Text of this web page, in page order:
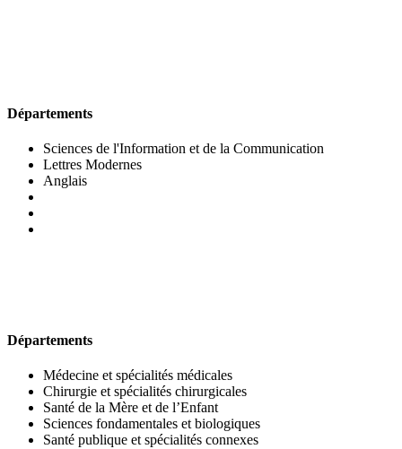
Départements
Sciences de l'Information et de la Communication
Lettres Modernes
Anglais
Départements
Médecine et spécialités médicales
Chirurgie et spécialités chirurgicales
Santé de la Mère et de l’Enfant
Sciences fondamentales et biologiques
Santé publique et spécialités connexes